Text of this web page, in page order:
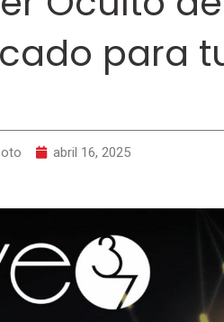
para
abril 16, 2025